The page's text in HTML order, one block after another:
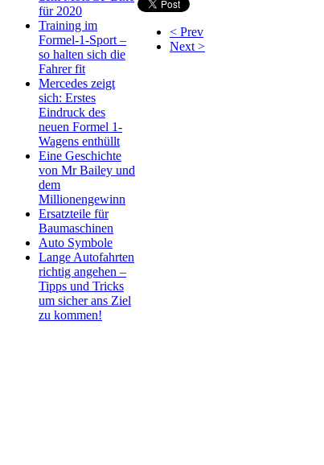
für 2020
Training im
Formel-1-Sport –
so halten sich die
Fahrer fit
Mercedes zeigt
sich: Erstes
Eindruck des
neuen Formel 1-
Wagens enthüllt
Eine Geschichte
von Mr Bailey und
dem
Millionengewinn
Ersatzteile für
Baumaschinen
Auto Symbole
Lange Autofahrten
richtig angehen –
Tipps und Tricks
um sicher ans Ziel
zu kommen!
< Prev
Next >